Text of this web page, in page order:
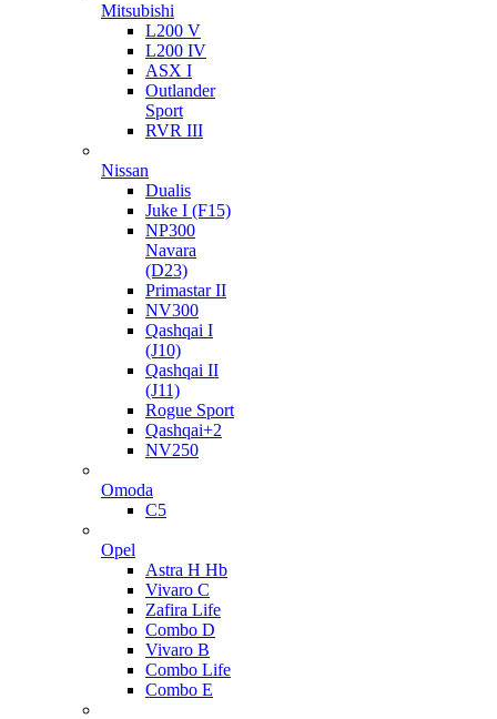
Mitsubishi
L200 V
L200 IV
ASX I
Outlander
Sport
RVR III
Nissan
Dualis
Juke I (F15)
NP300
Navara
(D23)
Primastar II
NV300
Qashqai I
(J10)
Qashqai II
(J11)
Rogue Sport
Qashqai+2
NV250
Omoda
C5
Opel
Astra H Hb
Vivaro C
Zafira Life
Combo D
Vivaro B
Combo Life
Combo E